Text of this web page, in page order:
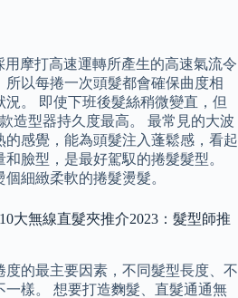
摩打高速運轉所產生的高速氣流令
以每捲一次頭髮都會確保曲度相
。 即使下班後髮絲稍微變直，但
造型器持久度最高。 最常見的大波
感覺，能為頭髮注入蓬鬆感，看起
臉型，是最好駕馭的捲髮髮型。
細緻柔軟的捲髮燙髮。
大無線直髮夾推介2023：髮型師推
的最主要因素，不同髮型長度、不
一樣。 想要打造麴髮、直髮通通無